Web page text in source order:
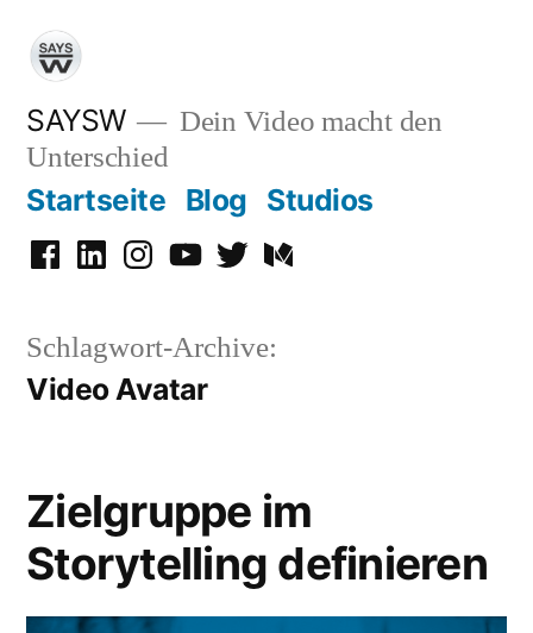
Inhalt
springen
SAYSW
Dein Video macht den
Unterschied
Startseite Blog Studios
Facebook
LinkedInInstagram
YouTubeTwitterMedium
Schlagwort-Archive:
Video Avatar
Zielgruppe im
Storytelling definieren